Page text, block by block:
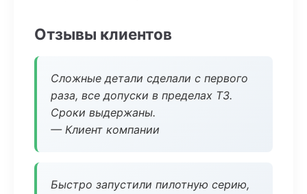
Отзывы клиентов
Сложные детали сделали с первого
раза, все допуски в пределах ТЗ.
Сроки выдержаны.
— Клиент компании
Быстро запустили пилотную серию,